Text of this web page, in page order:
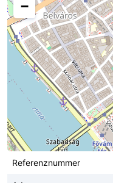
−
Referenznummer